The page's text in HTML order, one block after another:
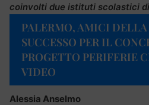
coinvolti due istituti scolastici
PALERMO, AMICI
SUCCESSO PER IL
PROGETTO PERIFERIE
VIDEO
Alessia Anselmo